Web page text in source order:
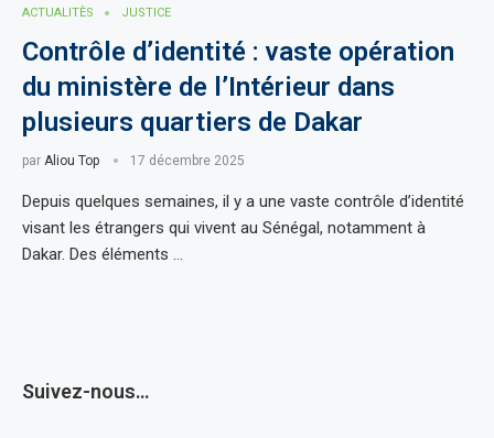
ACTUALITÈS JUSTICE
Contrôle d’identité : vaste opération
du ministère de l’Intérieur dans
plusieurs quartiers de Dakar
par Aliou Top 17 décembre 2025
Depuis quelques semaines, il y a une vaste contrôle d’identité
visant les étrangers qui vivent au Sénégal, notamment à
Dakar. Des éléments …
Suivez-nous…